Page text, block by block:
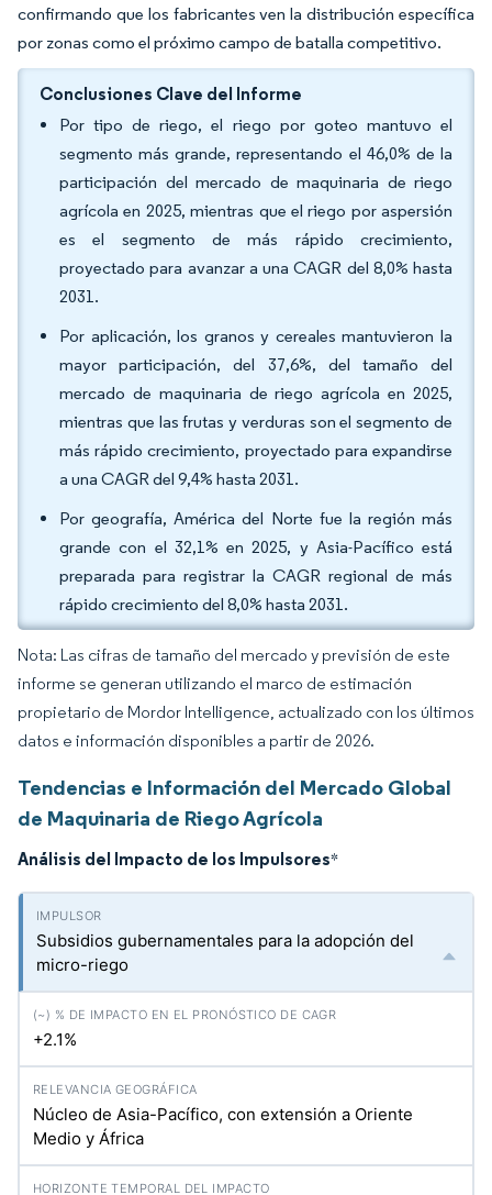
confirmando que los fabricantes ven la distribución específica
por zonas como el próximo campo de batalla competitivo.
Conclusiones Clave del Informe
Por tipo de riego, el riego por goteo mantuvo el
segmento más grande, representando el 46,0% de la
participación del mercado de maquinaria de riego
agrícola en 2025, mientras que el riego por aspersión
es el segmento de más rápido crecimiento,
proyectado para avanzar a una CAGR del 8,0% hasta
2031.
Por aplicación, los granos y cereales mantuvieron la
mayor participación, del 37,6%, del tamaño del
mercado de maquinaria de riego agrícola en 2025,
mientras que las frutas y verduras son el segmento de
más rápido crecimiento, proyectado para expandirse
a una CAGR del 9,4% hasta 2031.
Por geografía, América del Norte fue la región más
grande con el 32,1% en 2025, y Asia-Pacífico está
preparada para registrar la CAGR regional de más
rápido crecimiento del 8,0% hasta 2031.
Nota: Las cifras de tamaño del mercado y previsión de este
informe se generan utilizando el marco de estimación
propietario de Mordor Intelligence, actualizado con los últimos
datos e información disponibles a partir de 2026.
Tendencias e Información del Mercado Global
de Maquinaria de Riego Agrícola
Análisis del Impacto de los Impulsores*
Subsidios gubernamentales para la adopción del
micro-riego
+2.1%
Núcleo de Asia-Pacífico, con extensión a Oriente
Medio y África